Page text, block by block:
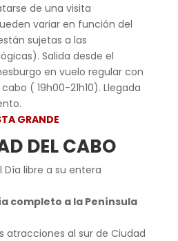
de una visita
variar en función del
sujetas a las
Salida desde el
en vuelo regular con
( 19h00-21h10). Llegada
GRANDE
DEL CABO
Día libre a su entera
completo a la Península
atracciones al sur de Ciudad